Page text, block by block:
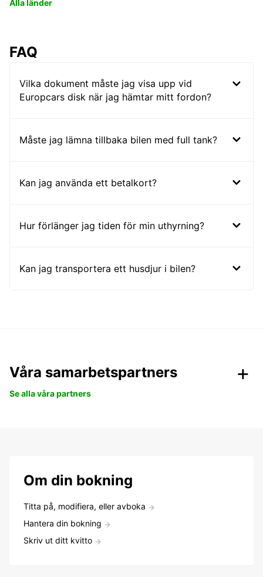
Alla länder
FAQ
Vilka dokument måste jag visa upp vid
Europcars disk när jag hämtar mitt fordon?
Måste jag lämna tillbaka bilen med full tank?
Kan jag använda ett betalkort?
Hur förlänger jag tiden för min uthyrning?
Kan jag transportera ett husdjur i bilen?
Våra samarbetspartners
Se alla våra partners
Om din bokning
Titta på, modifiera, eller avboka
Hantera din bokning
Skriv ut ditt kvitto